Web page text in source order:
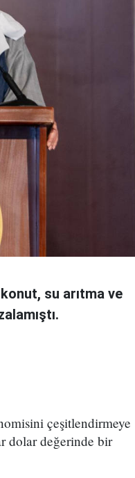
konut, su arıtma ve
çeşitlendirmeye
dolar değerinde bir